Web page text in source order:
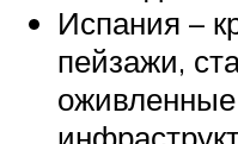
Испания –
пейзажи,